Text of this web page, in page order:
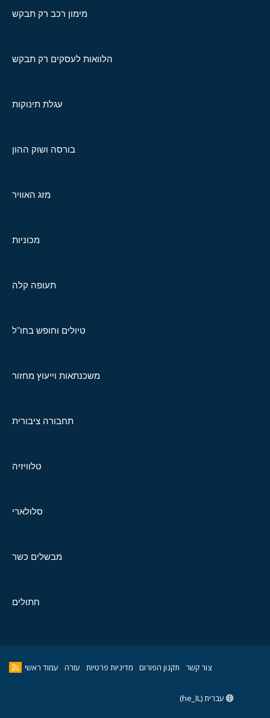
מימון רכב רק תבקש
הלוואות לעסקים רק תבקש
עגלת תינוקות
בורסה ושוק ההון
מזג האוויר
מכוניות
תעופה קלה
טיולים וחופש בחו"ל
משכנתאות וייעוץ מחזור
תחבורה ציבורית
טלוויזיה
סלולארי
מבשלים כשר
חתולים
צור קשר תקנון הפורום מדיניות פרטיות עזרה עמוד ראשי
עברית (he_IL)